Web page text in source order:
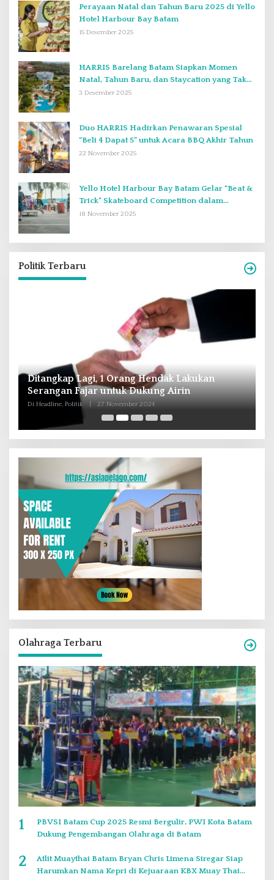
Perayaan Natal dan Tahun Baru 2025 di Yello
Hotel Harbour Bay Batam
15 Desember 2025
HARRIS Barelang Batam Siapkan Momen
Natal, Tahun Baru, dan Staycation yang Tak
Terlupakan di Desember 2025
3 Desember 2025
Duo HARRIS Hadirkan Penawaran Spesial
“Beli 4 Dapat 5” untuk Acara BBQ Akhir Tahun
22 November 2025
Yello Hotel Harbour Bay Batam Gelar “Beat &
Trick” Skateboard Competition dalam
Perayaan Anniversary ke-2
18 November 2025
Politik Terbaru
Andra Soni : Perbaiki Pendidikan dan
Tingkatkan SDM Untuk Banten Lebih Maju
Di Headline, Nasional, Politik | 16 Oktober 2024
Olahraga Terbaru
1
PBVSI Batam Cup 2025 Resmi Bergulir, PWI Kota Batam
Dukung Pengembangan Olahraga di Batam
2
Atlit Muaythai Batam Bryan Chris Limena Siregar Siap
Harumkan Nama Kepri di Kejuaraan KBX Muay Thai